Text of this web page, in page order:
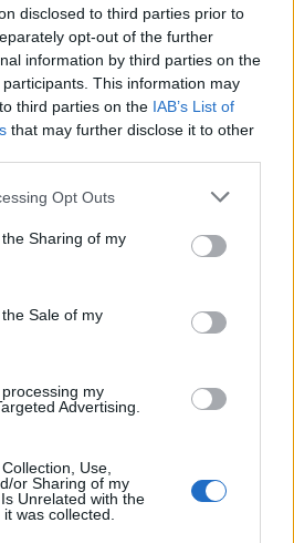
disclosed to third parties prior to
opt-out of the further
information by third parties on the
participants. This information may
third parties on the IAB’s List of
that may further disclose it to other
Opt Outs
Sharing of my
Sale of my
my
Advertising.
Use,
or Sharing of my
Unrelated with the
was collected.